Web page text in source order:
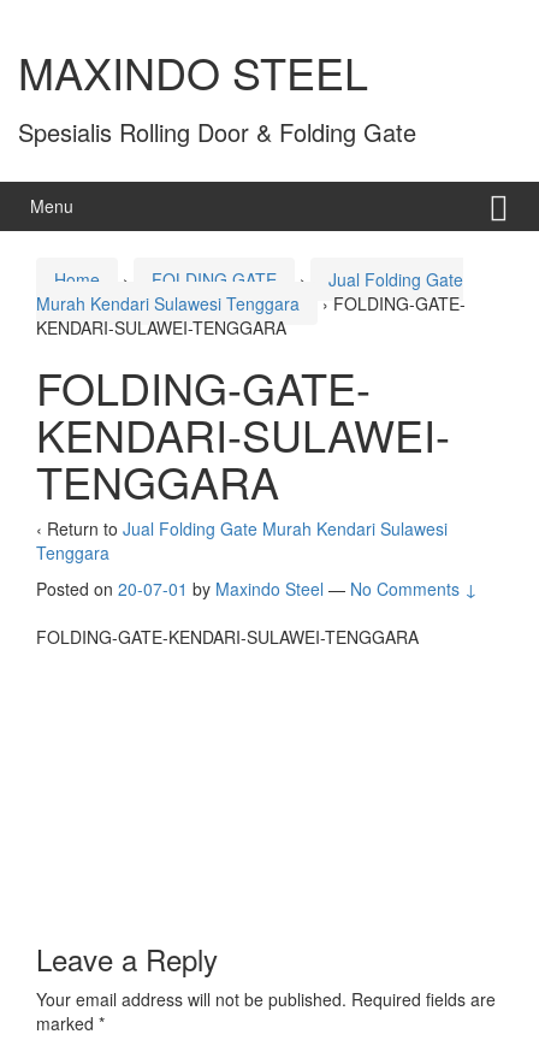
MAXINDO STEEL
Spesialis Rolling Door & Folding Gate
Menu
Home › FOLDING GATE ›
Jual Folding Gate
Murah Kendari Sulawesi Tenggara
› FOLDING-GATE-
KENDARI-SULAWEI-TENGGARA
FOLDING-GATE-
KENDARI-SULAWEI-
TENGGARA
‹ Return to Jual Folding Gate Murah Kendari Sulawesi
Tenggara
Posted on 20-07-01 by Maxindo Steel — No Comments ↓
FOLDING-GATE-KENDARI-SULAWEI-TENGGARA
Leave a Reply
Your email address will not be published. Required fields are
marked *